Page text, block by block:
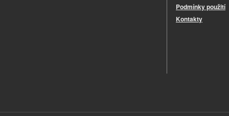
Podmínky použití
Kontakty